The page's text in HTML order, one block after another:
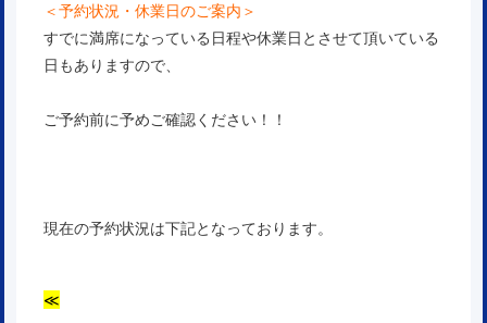
＜予約状況・休業日のご案内＞
すでに満席になっている日程や休業日とさせて頂いている
日もありますので、
ご予約前に予めご確認ください！！
現在の予約状況は下記となっております。
≪